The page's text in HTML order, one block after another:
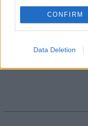
CONFIRM
Data Deletion